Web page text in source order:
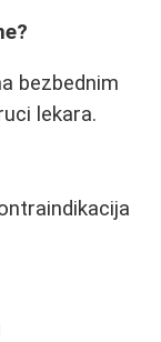
bezbednim
lekara.